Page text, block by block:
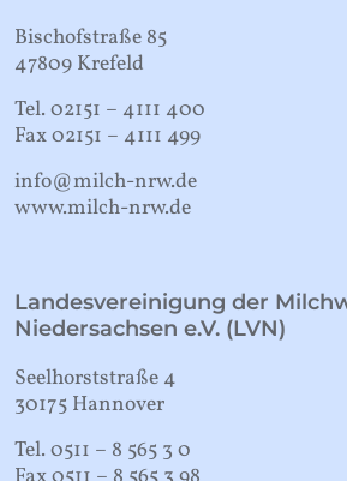
Bischofstraße 85
47809 Krefeld
Tel. 02151 – 4111 400
Fax 02151 – 4111 499
info@milch-nrw.de
www.milch-nrw.de
Landesvereinigung der
Niedersachsen e.V. (LVN)
Seelhorststraße 4
30175 Hannover
Tel. 0511 – 8 565 3 0